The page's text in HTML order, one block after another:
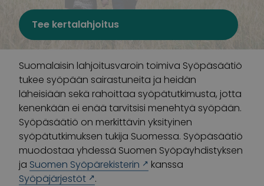
Tee kertalahjoitus
Suomalaisin lahjoitusvaroin toimiva Syöpäsäätiö
tukee syöpään sairastuneita ja heidän
läheisiään sekä rahoittaa syöpätutkimusta, jotta
kenenkään ei enää tarvitsisi menehtyä syöpään.
Syöpäsäätiö on merkittävin yksityinen
syöpätutkimuksen tukija Suomessa. Syöpäsäätiö
muodostaa yhdessä Suomen Syöpäyhdistyksen
ja Suomen Syöpärekisterin
kanssa
Syöpäjärjestöt
.